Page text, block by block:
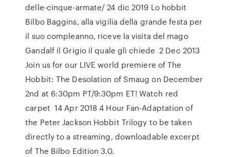
delle-cinque-armate/ 24 dic 2019 Lo hobbit
Bilbo Baggins, alla vigilia della grande festa per
il suo compleanno, riceve la visita del mago
Gandalf il Grigio il quale gli chiede 2 Dec 2013
Join us for our LIVE world premiere of The
Hobbit: The Desolation of Smaug on December
2nd at 6:30pm PT/9:30pm ET! Watch red
carpet 14 Apr 2018 4 Hour Fan-Adaptation of
the Peter Jackson Hobbit Trilogy to be taken
directly to a streaming, downloadable excerpt
of The Bilbo Edition 3.0.